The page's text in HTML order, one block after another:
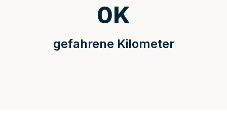
gefahrene Kilometer
0K